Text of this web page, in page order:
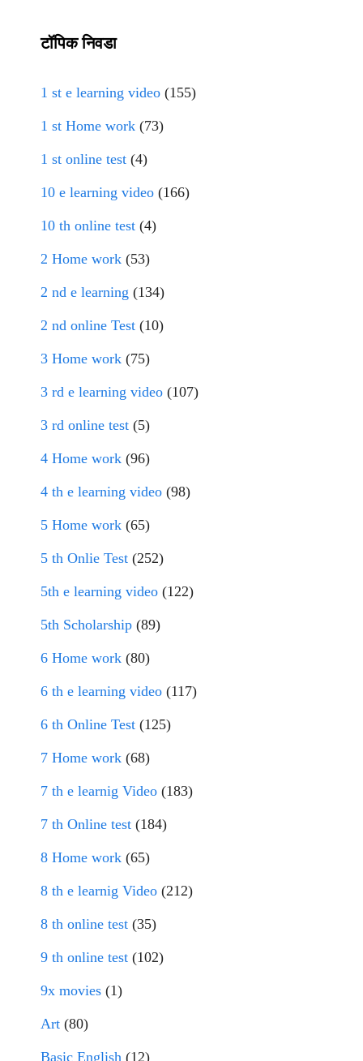
टॉपिक निवडा
1 st e learning video (155)
1 st Home work (73)
1 st online test (4)
10 e learning video (166)
10 th online test (4)
2 Home work (53)
2 nd e learning (134)
2 nd online Test (10)
3 Home work (75)
3 rd e learning video (107)
3 rd online test (5)
4 Home work (96)
4 th e learning video (98)
5 Home work (65)
5 th Onlie Test (252)
5th e learning video (122)
5th Scholarship (89)
6 Home work (80)
6 th e learning video (117)
6 th Online Test (125)
7 Home work (68)
7 th e learnig Video (183)
7 th Online test (184)
8 Home work (65)
8 th e learnig Video (212)
8 th online test (35)
9 th online test (102)
9x movies (1)
Art (80)
Basic English (12)